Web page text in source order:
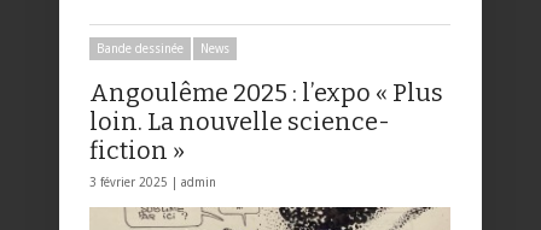
Bande dessinée News
Angoulême 2025 : l’expo « Plus
loin. La nouvelle science-
fiction »
3 février 2025 | admin